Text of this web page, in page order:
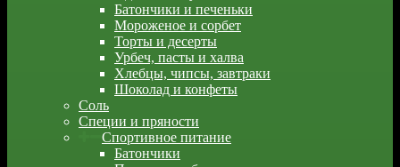
Батончики и печеньки
Мороженое и сорбет
Торты и десерты
Урбеч, пасты и халва
Хлебцы, чипсы, завтраки
Шоколад и конфеты
Соль
Специи и пряности
Спортивное питание
Батончики